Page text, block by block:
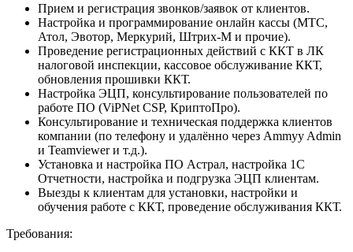
Прием и регистрация звонков/заявок от клиентов.
Настройка и программирование онлайн кассы (МТС,
Атол, Эвотор, Меркурий, Штрих-М и прочие).
Проведение регистрационных действий с ККТ в ЛК
налоговой инспекции, кассовое обслуживание ККТ,
обновления прошивки ККТ.
Настройка ЭЦП, консультирование пользователей по
работе ПО (ViPNet CSP, КриптоПро).
Консультирование и техническая поддержка клиентов
компании (по телефону и удалённо через Ammyy Admin
и Teamviewer и т.д.).
Установка и настройка ПО Астрал, настройка 1С
Отчетности, настройка и подгрузка ЭЦП клиентам.
Выезды к клиентам для установки, настройки и
обучения работе с ККТ, проведение обслуживания ККТ.
Требования: